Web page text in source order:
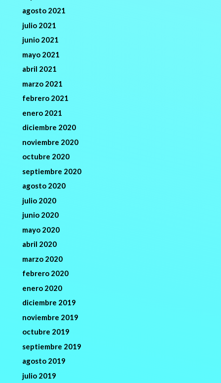
agosto 2021
julio 2021
junio 2021
mayo 2021
abril 2021
marzo 2021
febrero 2021
enero 2021
diciembre 2020
noviembre 2020
octubre 2020
septiembre 2020
agosto 2020
julio 2020
junio 2020
mayo 2020
abril 2020
marzo 2020
febrero 2020
enero 2020
diciembre 2019
noviembre 2019
octubre 2019
septiembre 2019
agosto 2019
julio 2019